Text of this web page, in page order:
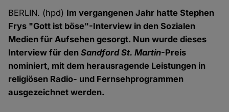
BERLIN. (hpd) Im vergangenen Jahr hatte Stephen
Frys "Gott ist böse"-Interview in den Sozialen
Medien für Aufsehen gesorgt. Nun wurde dieses
Interview für denSandford St. Martin-Preis
nominiert, mit dem herausragende Leistungen in
religiösen Radio- und Fernsehprogrammen
ausgezeichnet werden.